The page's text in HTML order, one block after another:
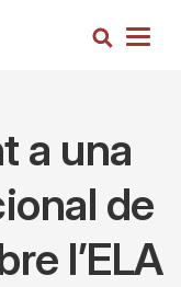
Cerca
a una
de
l’ELA